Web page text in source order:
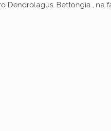
Dendrolagus. Bettongia ,